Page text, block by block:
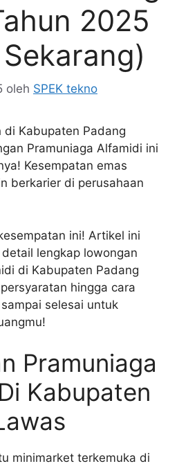
2025
oleh SPEK tekno
di Kabupaten Padang
Pramuniaga Alfamidi ini
Kesempatan emas
berkarier di perusahaan
ini! Artikel ini
lengkap lowongan
di Kabupaten Padang
hingga cara
selesai untuk
Pramuniaga
Kabupaten
minimarket terkemuka di